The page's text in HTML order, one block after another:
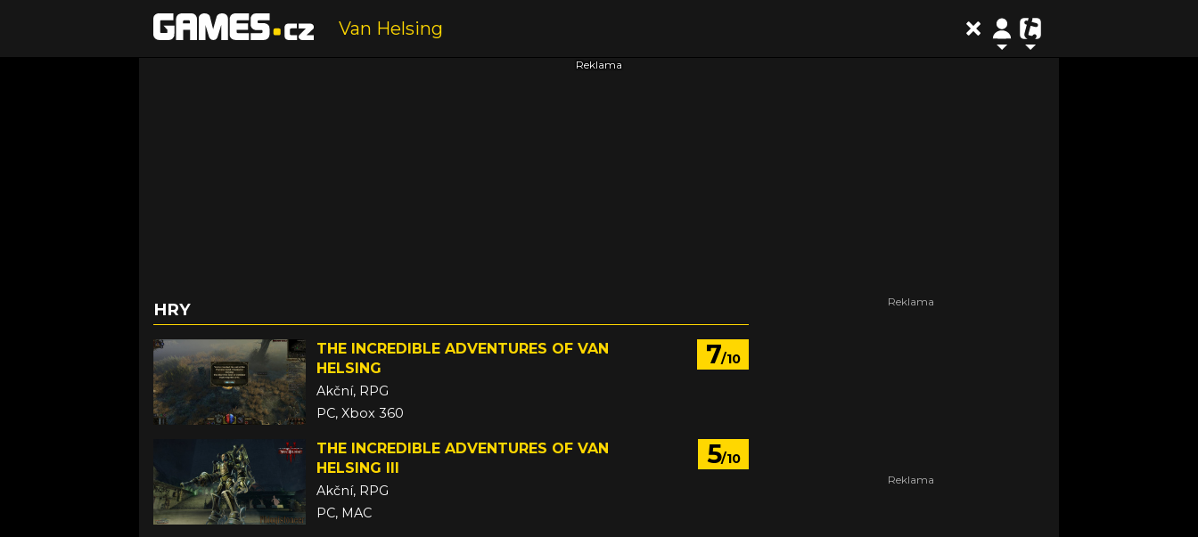
HRY
7/10
THE INCREDIBLE ADVENTURES OF VAN
HELSING
Akční, RPG
PC, Xbox 360
5/10
THE INCREDIBLE ADVENTURES OF VAN
HELSING III
Akční, RPG
PC, MAC